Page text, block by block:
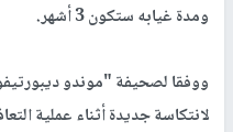
ومدة غيابه ستكون 3 أشهر.
ووفقا لصحيفة "موندو
لانتكاسة جديدة أثناء عملية